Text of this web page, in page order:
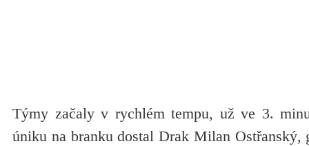
Týmy začaly v rychlém tempu, už ve 3.
úniku na branku dostal Drak Milan Ostřanský,